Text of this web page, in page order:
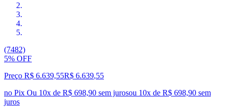
(7482)
5% OFF
Preço R$ 6.639,55R$ 6.639,55
no Pix Ou 10x de R$ 698,90 sem jurosou 10x de R$ 698,90 sem
juros